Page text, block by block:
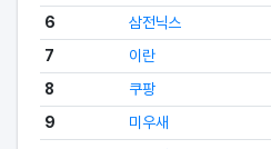
6
삼전닉스
7
이란
8
쿠팡
9
미우새